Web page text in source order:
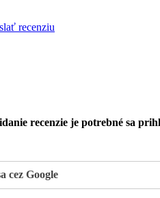
recenziu
recenzie je potrebné sa
cez Google